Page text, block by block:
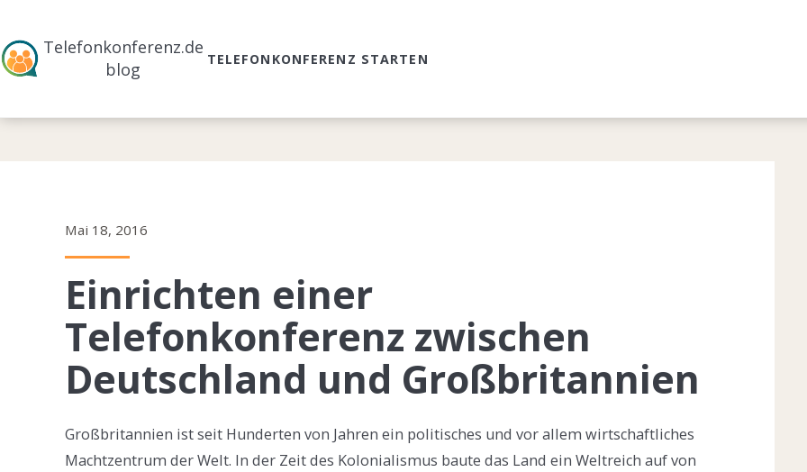
Telefonkonferenz.de
blog
TELEFONKONFERENZ STARTEN
Mai 18, 2016
Einrichten einer
Telefonkonferenz zwischen
Deutschland und Großbritannien
Großbritannien ist seit Hunderten von Jahren ein politisches und vor allem wirtschaftliches
Machtzentrum der Welt. In der Zeit des Kolonialismus baute das Land ein Weltreich auf von